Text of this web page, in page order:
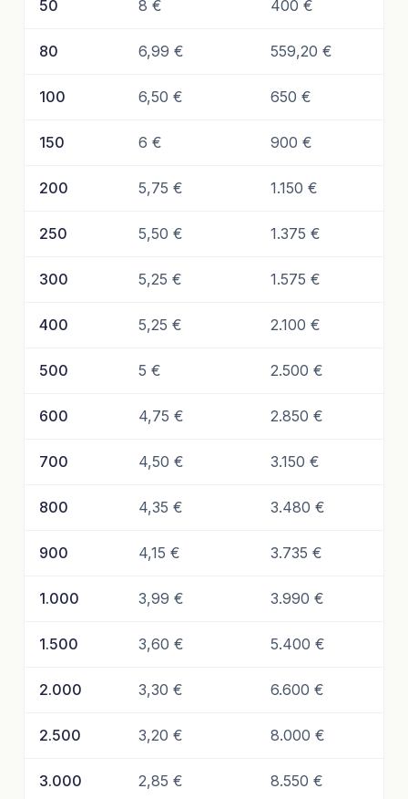
50 8 € 400 €
80 6,99 € 559,20 €
100 6,50 € 650 €
150 6 € 900 €
200 5,75 € 1.150 €
250 5,50 € 1.375 €
300 5,25 € 1.575 €
400 5,25 € 2.100 €
500 5 € 2.500 €
600 4,75 € 2.850 €
700 4,50 € 3.150 €
800 4,35 € 3.480 €
900 4,15 € 3.735 €
1.000 3,99 € 3.990 €
1.500 3,60 € 5.400 €
2.000 3,30 € 6.600 €
2.500 3,20 € 8.000 €
3.000 2,85 € 8.550 €